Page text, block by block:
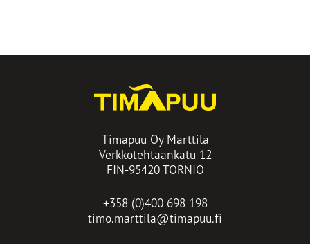
Timapuu Oy Marttila
Verkkotehtaankatu 12
FIN-95420 TORNIO
+358 (0)400 698 198
timo.marttila@timapuu.fi